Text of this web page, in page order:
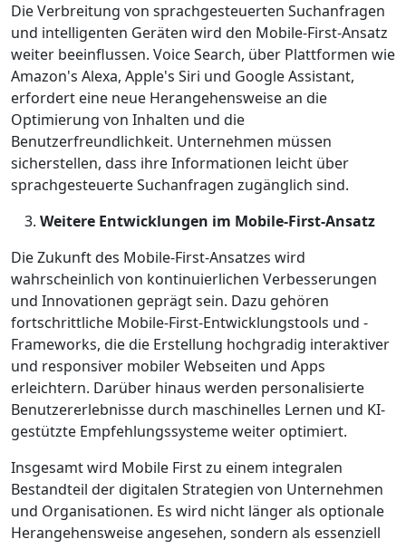
Die Verbreitung von sprachgesteuerten Suchanfragen
und intelligenten Geräten wird den Mobile-First-Ansatz
weiter beeinflussen. Voice Search, über Plattformen wie
Amazon's Alexa, Apple's Siri und Google Assistant,
erfordert eine neue Herangehensweise an die
Optimierung von Inhalten und die
Benutzerfreundlichkeit. Unternehmen müssen
sicherstellen, dass ihre Informationen leicht über
sprachgesteuerte Suchanfragen zugänglich sind.
Weitere Entwicklungen im Mobile-First-Ansatz
Die Zukunft des Mobile-First-Ansatzes wird
wahrscheinlich von kontinuierlichen Verbesserungen
und Innovationen geprägt sein. Dazu gehören
fortschrittliche Mobile-First-Entwicklungstools und -
Frameworks, die die Erstellung hochgradig interaktiver
und responsiver mobiler Webseiten und Apps
erleichtern. Darüber hinaus werden personalisierte
Benutzererlebnisse durch maschinelles Lernen und KI-
gestützte Empfehlungssysteme weiter optimiert.
Insgesamt wird Mobile First zu einem integralen
Bestandteil der digitalen Strategien von Unternehmen
und Organisationen. Es wird nicht länger als optionale
Herangehensweise angesehen, sondern als essenziell